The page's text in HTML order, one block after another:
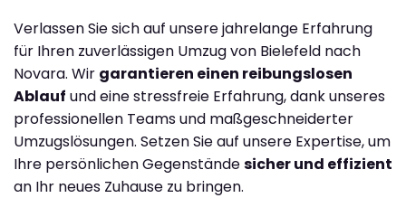
Verlassen Sie sich auf unsere jahrelange Erfahrung
für Ihren zuverlässigen Umzug von Bielefeld nach
Novara. Wir garantieren einen reibungslosen
Ablauf und eine stressfreie Erfahrung, dank unseres
professionellen Teams und maßgeschneiderter
Umzugslösungen. Setzen Sie auf unsere Expertise, um
Ihre persönlichen Gegenständesicher und effizient
an Ihr neues Zuhause zu bringen.